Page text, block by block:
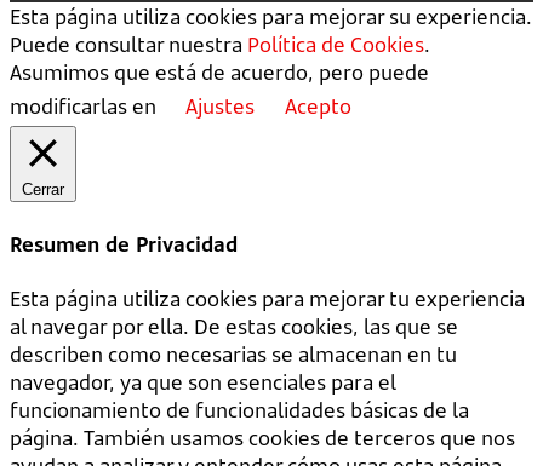
Esta página utiliza cookies para mejorar su experiencia.
Puede consultar nuestra Política de Cookies.
Asumimos que está de acuerdo, pero puede
modificarlas en
Ajustes Acepto
Cerrar
Resumen de Privacidad
Esta página utiliza cookies para mejorar tu experiencia
al navegar por ella. De estas cookies, las que se
describen como necesarias se almacenan en tu
navegador, ya que son esenciales para el
funcionamiento de funcionalidades básicas de la
página. También usamos cookies de terceros que nos